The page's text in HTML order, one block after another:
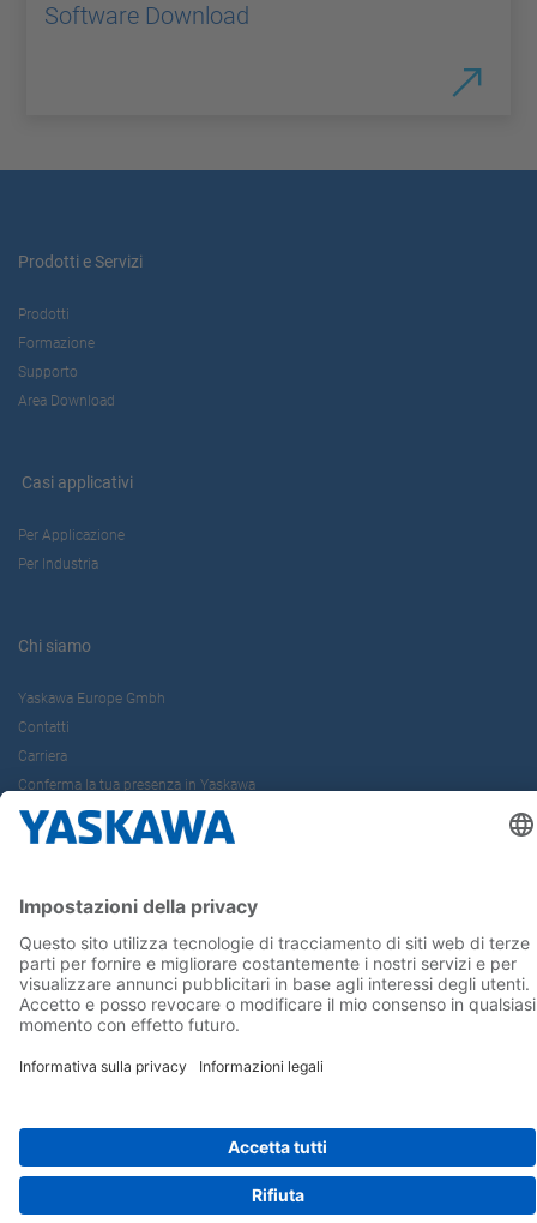
Software Download
Prodotti e Servizi
Prodotti
Formazione
Supporto
Area Download
Casi applicativi
Per Applicazione
Per Industria
Chi siamo
Yaskawa Europe Gmbh
Contatti
Carriera
Conferma la tua presenza in Yaskawa
Seguici su...
Cookie Choices
Whistleblowing
Informativa per clienti
Yaskawa Italia S.r.l. P.I. e C.F. 02235150360 - SDI A4707H7